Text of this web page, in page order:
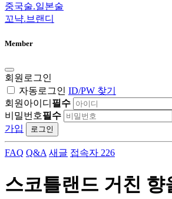
중국술.일본술
꼬냑.브랜디
Member
회원로그인
자동로그인 ID/PW 찾기
회원아이디 필수
비밀번호필수
가입
로그인
FAQ Q&A 새글 접속자 226
스코틀랜드 거친 향